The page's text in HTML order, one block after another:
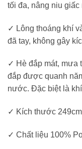
tối đa, nâng niu giấc
✓ Lông thoáng khí
đã tay, không gây
✓ Hè đắp mát, mưa
đắp được quanh
nước. Đặc biệt là
✓ Kích thước
✓ Chất liệu 100%